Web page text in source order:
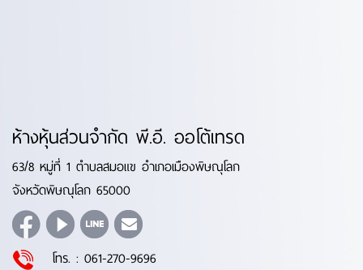
ห้างหุ้นส่วนจำกัด พี.อี. ออโต้เทรด
63/8 หมู่ที่ 1 ตำบลสมอแข อำเภอเมืองพิษณุโลก
จังหวัดพิษณุโลก 65000
โทร. : 061-270-9696